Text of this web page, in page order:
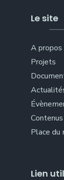
Le site
A
Projets
Contenus
Place du
Lien